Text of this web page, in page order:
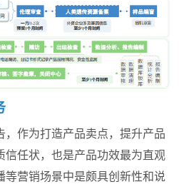
，作为打造产品卖点，提升产品
信任状，也是产品功效最为直观
等营销场景中是颇具创新性和说